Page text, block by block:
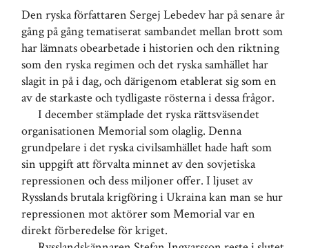
Den ryska författaren Sergej Lebedev har på senare år
gång på gång tematiserat sambandet mellan brott som
har lämnats obearbetade i historien och den riktning
som den ryska regimen och det ryska samhället har
slagit in på i dag, och därigenom etablerat sig som en
av de starkaste och tydligaste rösterna i dessa frågor.
I december stämplade det ryska rättsväsendet
organisationen Memorial som olaglig. Denna
grundpelare i det ryska civilsamhället hade haft som
sin uppgift att förvalta minnet av den sovjetiska
repressionen och dess miljoner offer. I ljuset av
Rysslands brutala krigföring i Ukraina kan man se hur
repressionen mot aktörer som Memorial var en
direkt förberedelse för kriget.